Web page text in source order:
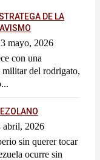
DE LA
mayo, 2026
con una
del rodrigato,
abril, 2026
sin querer tocar
ocurre sin